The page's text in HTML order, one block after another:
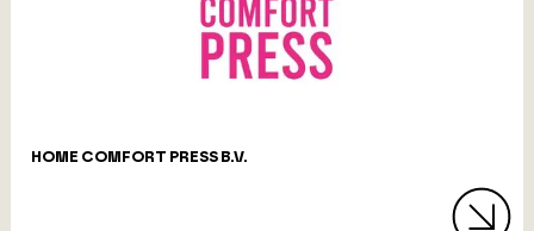
HOME COMFORT PRESS B.V.